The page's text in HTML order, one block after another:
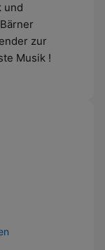
und
zur
Musik !